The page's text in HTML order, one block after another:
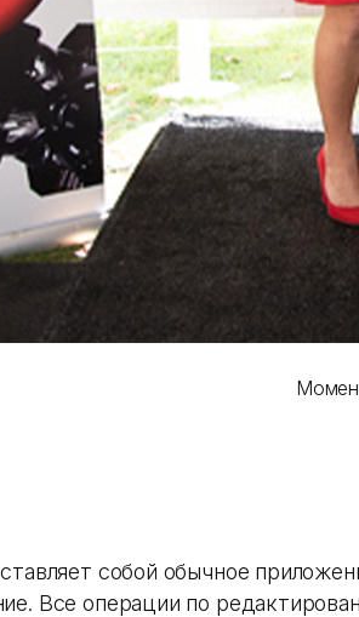
собой обычное
Все операции по